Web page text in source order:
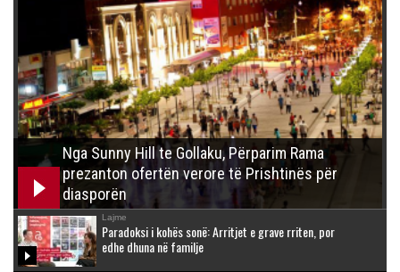
Nga Sunny Hill te Gollaku, Përparim Rama
prezanton ofertën verore të Prishtinës për
diasporën
Lajme
Paradoksi i kohës sonë: Arritjet e grave rriten, por
edhe dhuna në familje